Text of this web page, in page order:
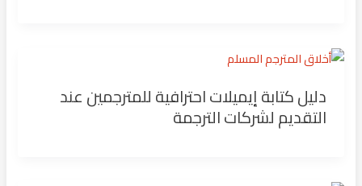
دليل كتابة إيميلات احترافية للمترجمين عند
التقديم لشركات الترجمة